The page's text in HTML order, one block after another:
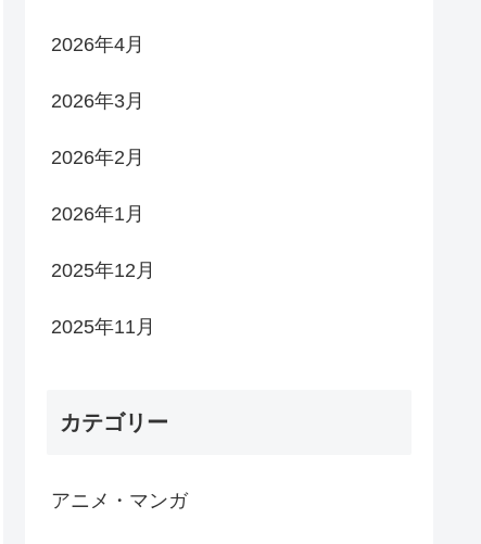
2026年4月
2026年3月
2026年2月
2026年1月
2025年12月
2025年11月
カテゴリー
アニメ・マンガ